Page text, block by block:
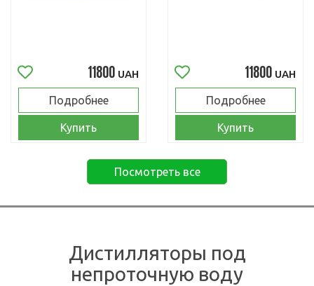
11800 UAH
Подробнее
Купить
11800 UAH
Подробнее
Купить
Посмотреть все
Дистилляторы под
непроточную воду